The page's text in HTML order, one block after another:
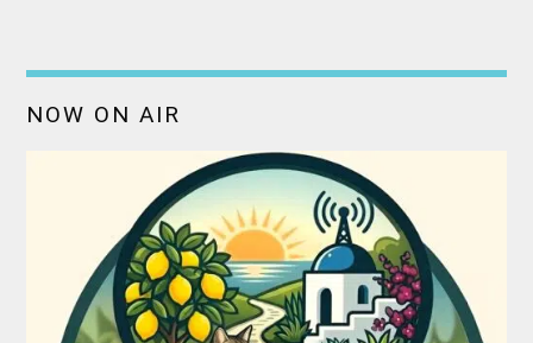
NOW ON AIR